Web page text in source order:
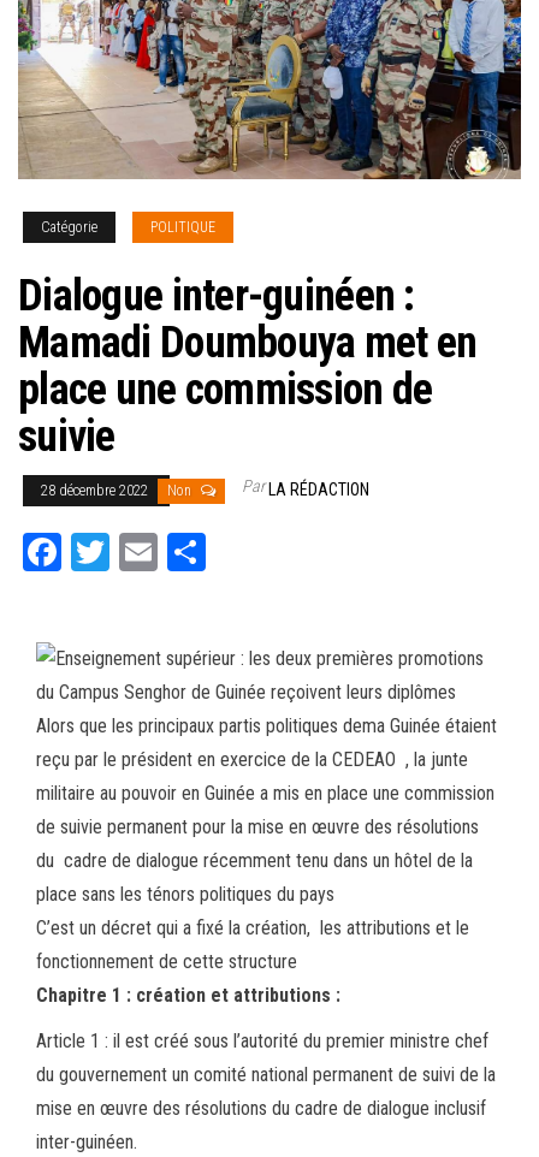
Catégorie POLITIQUE
Dialogue inter-guinéen :
Mamadi Doumbouya met en
place une commission de
suivie
28 décembre 2022 Non ParLA RÉDACTION
Fa
ok
T
er
E
er
Alors que les principaux partis politiques dema Guinée étaient
reçu par le président en exercice de la CEDEAO , la junte
militaire au pouvoir en Guinée a mis en place une commission
de suivie permanent pour la mise en œuvre des résolutions
du cadre de dialogue récemment tenu dans un hôtel de la
place sans les ténors politiques du pays
C’est un décret qui a fixé la création, les attributions et le
fonctionnement de cette structure
Chapitre 1 : création et attributions :
Article 1 : il est créé sous l’autorité du premier ministre chef
du gouvernement un comité national permanent de suivi de la
mise en œuvre des résolutions du cadre de dialogue inclusif
inter-guinéen.